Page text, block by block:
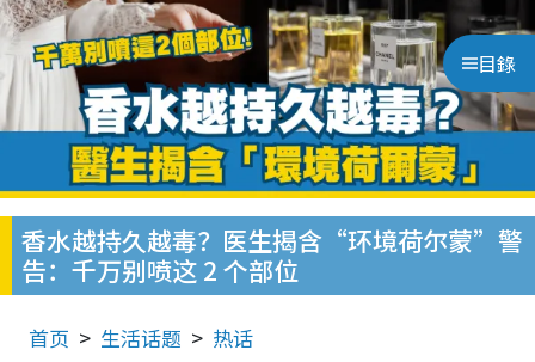
目錄
香水越持久越毒？医生揭含“环境荷尔蒙”警
告：千万别喷这 2 个部位
首页 生活话题 热话